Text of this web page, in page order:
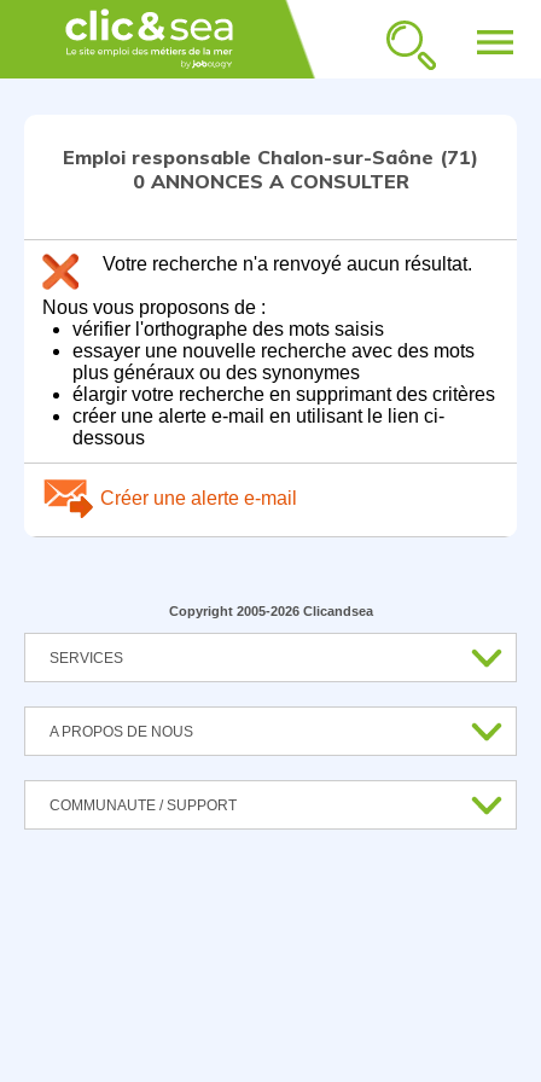
menu
Emploi responsable Chalon-sur-Saône (71)
0 ANNONCES A CONSULTER
Votre recherche n'a renvoyé aucun résultat.
Nous vous proposons de :
vérifier l'orthographe des mots saisis
essayer une nouvelle recherche avec des mots
plus généraux ou des synonymes
élargir votre recherche en supprimant des critères
créer une alerte e-mail en utilisant le lien ci-
dessous
Créer une alerte e-mail
Copyright 2005-2026 Clicandsea
SERVICES
A PROPOS DE NOUS
COMMUNAUTE / SUPPORT